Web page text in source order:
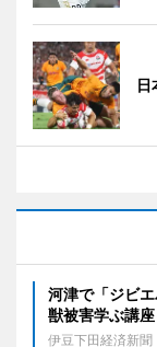
河津で「ジビ
獣被害学ぶ講座
伊豆下田経済新聞